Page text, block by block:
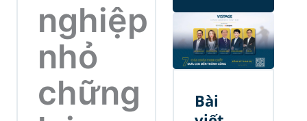
Bài
nghiệp
nhỏ
chững